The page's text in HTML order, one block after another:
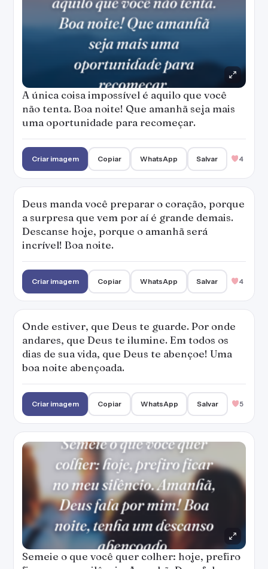
A única coisa impossível é aquilo que você
não tenta. Boa noite! Que amanhã seja mais
uma oportunidade para recomeçar.
Criar imagem Copiar WhatsApp Salvar 4
Deus manda você preparar o coração, porque
a surpresa que vem por aí é grande demais.
Descanse hoje, porque o amanhã será
incrível! Boa noite.
Criar imagem Copiar WhatsApp Salvar 4
Onde estiver, que Deus te guarde. Por onde
andares, que Deus te ilumine. Em todos os
dias de sua vida, que Deus te abençoe! Uma
boa noite abençoada.
Criar imagem Copiar WhatsApp Salvar 5
Semeie o que você quer colher: hoje, prefiro